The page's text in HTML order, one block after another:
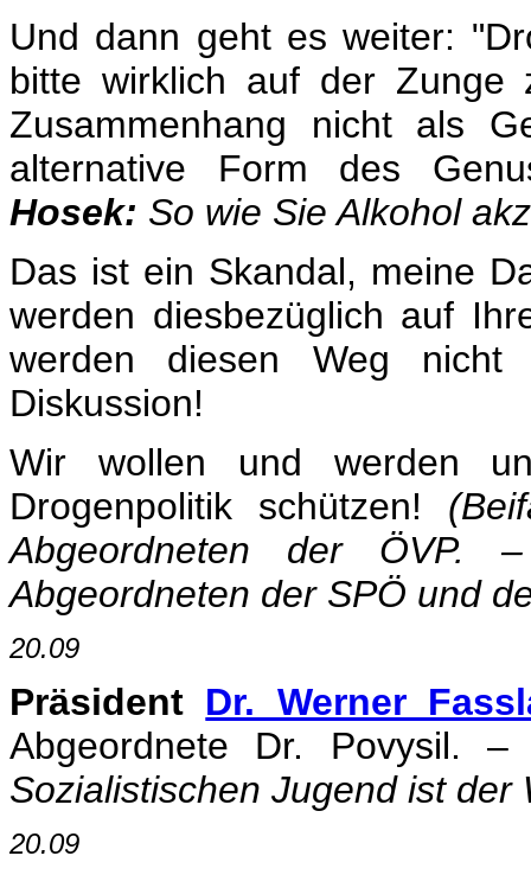
Und dann geht es weiter:
bitte wirklich auf der Zunge
Zusammenhang nicht als
alternative Form des
Hosek: So wie Sie Alkohol
Das ist ein Skandal, meine
werden diesbezüglich auf
werden diesen Weg
Diskussion!
Wir wollen und werden
Drogenpolitik schützen!
Abgeordneten der ÖVP.
Abgeordneten der SPÖ und
20.09
Präsident Dr. Werner
Abgeordnete Dr. Povysil.
Sozialistischen Jugend ist der
20.09